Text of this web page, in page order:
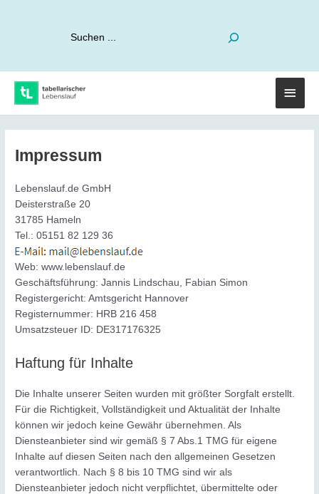
Impressum
Lebenslauf.de GmbH
Deisterstraße 20
31785 Hameln
Tel.: 05151 82 129 36
Web: www.lebenslauf.de
Geschäftsführung: Jannis Lindschau, Fabian Simon
Registergericht: Amtsgericht Hannover
Registernummer: HRB 216 458
Umsatzsteuer ID: DE317176325
Haftung für Inhalte
Die Inhalte unserer Seiten wurden mit größter Sorgfalt erstellt.
Für die Richtigkeit, Vollständigkeit und Aktualität der Inhalte
können wir jedoch keine Gewähr übernehmen. Als
Diensteanbieter sind wir gemäß § 7 Abs.1 TMG für eigene
Inhalte auf diesen Seiten nach den allgemeinen Gesetzen
verantwortlich. Nach § 8 bis 10 TMG sind wir als
Diensteanbieter jedoch nicht verpflichtet, übermittelte oder